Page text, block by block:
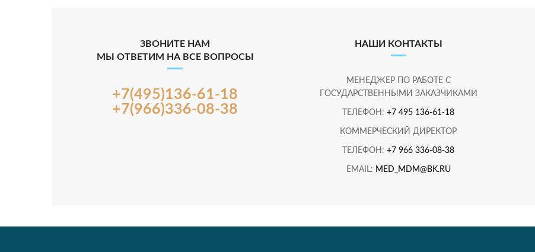
ЗВОНИТЕ НАМ
МЫ ОТВЕТИМ НА ВСЕ ВОПРОСЫ
+7(495)136-61-18
+7(966)336-08-38
НАШИ КОНТАКТЫ
МЕНЕДЖЕР ПО РАБОТЕ С
ГОСУДАРСТВЕННЫМИ ЗАКАЗЧИКАМИ
ТЕЛЕФОН:+7 495 136-61-18
КОММЕРЧЕСКИЙ ДИРЕКТОР
ТЕЛЕФОН:+7 966 336-08-38
EMAIL: MED_MDM@BK.RU